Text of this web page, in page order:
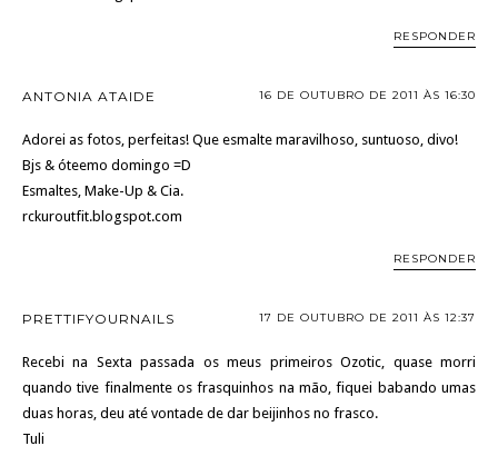
RESPONDER
ANTONIA ATAIDE 16 DE OUTUBRO DE 2011 ÀS 16:30
Adorei as fotos, perfeitas! Que esmalte maravilhoso, suntuoso, divo!
Bjs & óteemo domingo =D
Esmaltes, Make-Up & Cia.
rckuroutfit.blogspot.com
RESPONDER
PRETTIFYOURNAILS 17 DE OUTUBRO DE 2011 ÀS 12:37
Recebi na Sexta passada os meus primeiros Ozotic, quase morri
quando tive finalmente os frasquinhos na mão, fiquei babando umas
duas horas, deu até vontade de dar beijinhos no frasco.
Tuli